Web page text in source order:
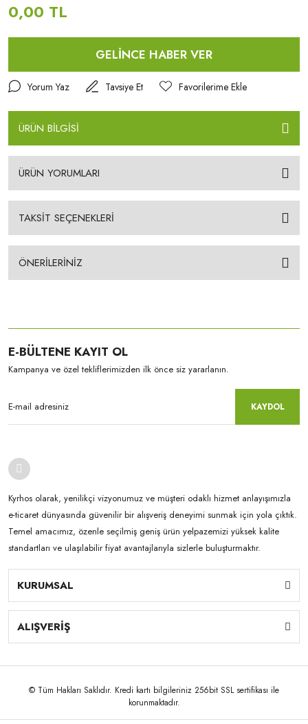
0,00 TL
GELİNCE HABER VER
Yorum Yaz Tavsiye Et
ÜRÜN BİLGİSİ
ÜRÜN YORUMLARI
TAKSİT SEÇENEKLERİ
ÖNERİLERİNİZ
E-BÜLTENE KAYIT OL
Kampanya ve özel tekliflerimizden ilk önce siz yararlanın.
KAYDOL
Kyrhos olarak, yenilikçi vizyonumuz ve müşteri odaklı hizmet anlayışımızla
e-ticaret dünyasında güvenilir bir alışveriş deneyimi sunmak için yola çıktık.
Temel amacımız, özenle seçilmiş geniş ürün yelpazemizi yüksek kalite
standartları ve ulaşılabilir fiyat avantajlarıyla sizlerle buluşturmaktır.
KURUMSAL
ALIŞVERİŞ
© Tüm Hakları Saklıdır. Kredi kartı bilgileriniz 256bit SSL sertifikası ile
korunmaktadır.